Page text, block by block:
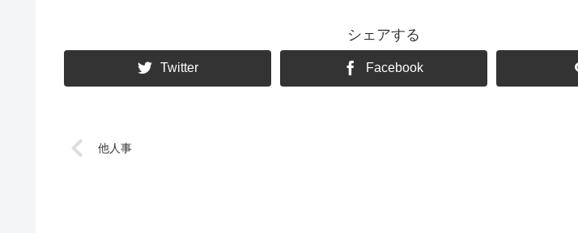
シェアする
Twitter Facebook
他人事